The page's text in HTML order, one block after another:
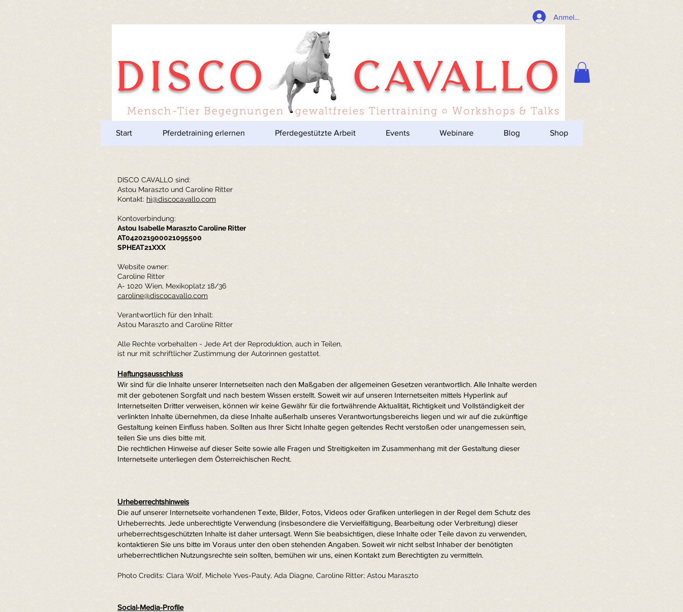
Anmelden
Start Pferdetraining erlernen Pferdegestützte Arbeit Events Webinare Blog Shop
DISCO CAVALLO sind:
Astou Maraszto und Caroline Ritter
Kontakt: hi@discocavallo.com
Kontoverbindung:
Astou Isabelle Maraszto Caroline Ritter
AT042021900021095500
SPHEAT21XXX
Website owner:
Caroline Ritter
A- 1020 Wien, Mexikoplatz 18/36
caroline@discocavallo.com
Verantwortlich für den Inhalt:
Astou Maraszto and Caroline Ritter
Alle Rechte vorbehalten - Jede Art der Reproduktion, auch in Teilen,
ist nur mit schriftlicher Zustimmung der Autorinnen gestattet.
Haftungsausschluss
Wir sind für die Inhalte unserer Internetseiten nach den Maßgaben der allgemeinen Gesetzen verantwortlich. Alle Inhalte werden
mit der gebotenen Sorgfalt und nach bestem Wissen erstellt. Soweit wir auf unseren Internetseiten mittels Hyperlink auf
Internetseiten Dritter verweisen, können wir keine Gewähr für die fortwährende Aktualität, Richtigkeit und Vollständigkeit der
verlinkten Inhalte übernehmen, da diese Inhalte außerhalb unseres Verantwortungsbereichs liegen und wir auf die zukünftige
Gestaltung keinen Einfluss haben. Sollten aus Ihrer Sicht Inhalte gegen geltendes Recht verstoßen oder unangemessen sein,
teilen Sie uns dies bitte mit.
Die rechtlichen Hinweise auf dieser Seite sowie alle Fragen und Streitigkeiten im Zusammenhang mit der Gestaltung dieser
Internetseite unterliegen dem Österreichischen Recht.
Urheberrechtshinweis
Die auf unserer Internetseite vorhandenen Texte, Bilder, Fotos, Videos oder Grafiken unterliegen in der Regel dem Schutz des
Urheberrechts. Jede unberechtigte Verwendung (insbesondere die Vervielfältigung, Bearbeitung oder Verbreitung) dieser
urheberrechtsgeschützten Inhalte ist daher untersagt. Wenn Sie beabsichtigen, diese Inhalte oder Teile davon zu verwenden,
kontaktieren Sie uns bitte im Voraus unter den oben stehenden Angaben. Soweit wir nicht selbst Inhaber der benötigten
urheberrechtlichen Nutzungsrechte sein sollten, bemühen wir uns, einen Kontakt zum Berechtigten zu vermitteln.
Photo Credits: Clara Wolf, Michele Yves-Pauty, Ada Diagne, Caroline Ritter; Astou Maraszto
Social-Media-Profile